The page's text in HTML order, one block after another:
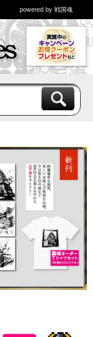
powered by 戦国魂